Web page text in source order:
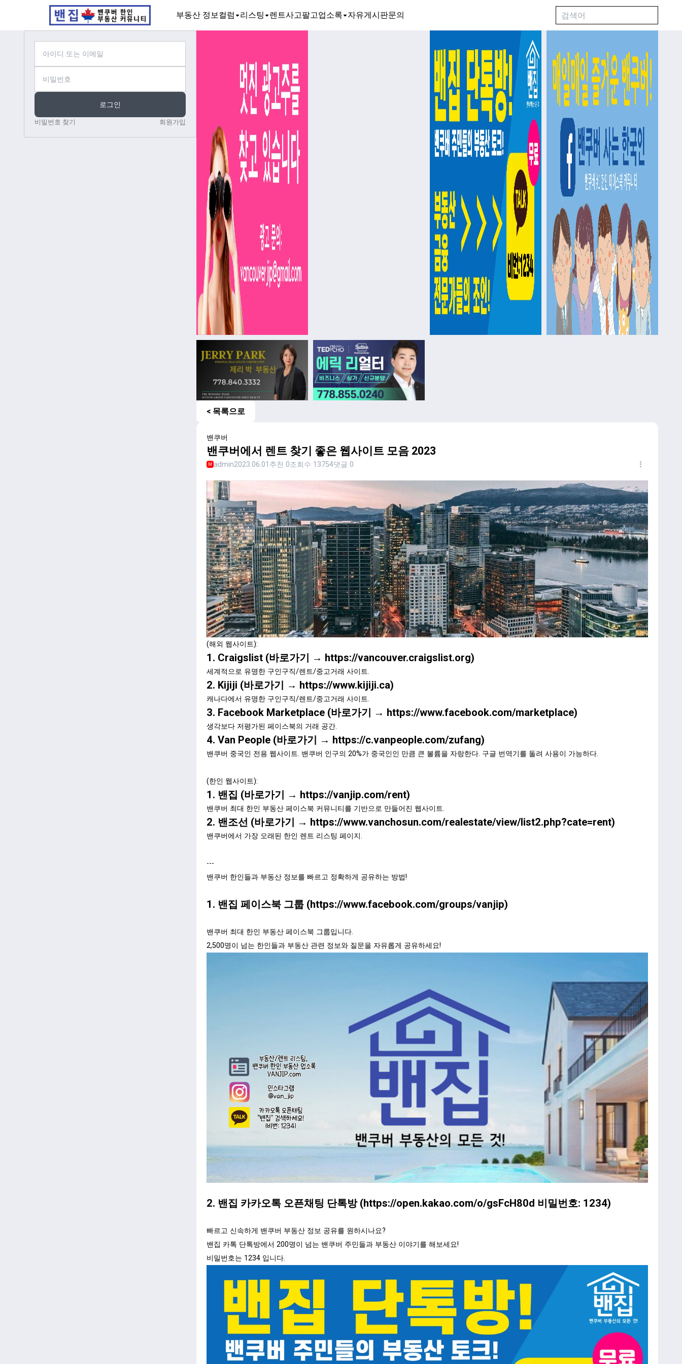
부동산 정보컬럼 리스팅 렌트사고팔고업소록 자유게시판문의
로그인
비밀번호 찾기 회원가입
< 목록으로
밴쿠버
밴쿠버에서 렌트 찾기 좋은 웹사이트 모음 2023
M admin2023.06.01 추천 0조회수 13754댓글 0
(해외 웹사이트):
1. Craigslist (바로가기 → https://vancouver.craigslist.org)
세계적으로 유명한 구인구직/렌트/중고거래 사이트.
2. Kijiji (바로가기 → https://www.kijiji.ca)
캐나다에서 유명한 구인구직/렌트/중고거래 사이트.
3. Facebook Marketplace (바로가기 → https://www.facebook.com/marketplace)
생각보다 저평가된 페이스북의 거래 공간.
4. Van People (바로가기 → https://c.vanpeople.com/zufang)
밴쿠버 중국인 전용 웹사이트. 밴쿠버 인구의 20%가 중국인인 만큼 큰 볼륨을 자랑한다. 구글 번역기를 돌려 사용이 가능하다.
(한인 웹사이트):
1. 밴집 (바로가기 → https://vanjip.com/rent)
밴쿠버 최대 한인 부동산 페이스북 커뮤니티를 기반으로 만들어진 웹사이트.
2. 밴조선 (바로가기 → https://www.vanchosun.com/realestate/view/list2.php?cate=rent)
밴쿠버에서 가장 오래된 한인 렌트 리스팅 페이지.
---
밴쿠버 한인들과 부동산 정보를 빠르고 정확하게 공유하는 방법!
1. 밴집 페이스북 그룹 (https://www.facebook.com/groups/vanjip)
밴쿠버 최대 한인 부동산 페이스북 그룹입니다.
2,500명이 넘는 한인들과 부동산 관련 정보와 질문을 자유롭게 공유하세요!
2. 밴집 카카오톡 오픈채팅 단톡방 (https://open.kakao.com/o/gsFcH80d 비밀번호: 1234)
빠르고 신속하게 밴쿠버 부동산 정보 공유를 원하시나요?
밴집 카톡 단톡방에서 200명이 넘는 밴쿠버 주민들과 부동산 이야기를 해보세요!
비밀번호는 1234 입니다.